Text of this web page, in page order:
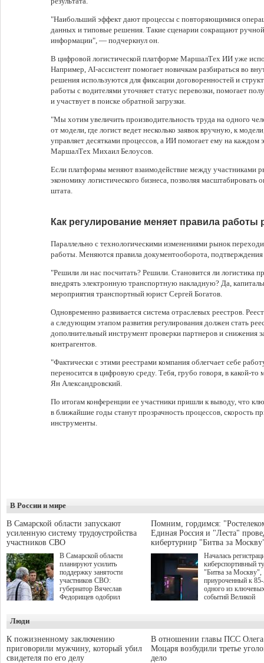
"Наибольший эффект дают процессы с повторяющимися
данных и типовые решения. Такие сценарии сокращают
информации", — подчеркнул он.
В цифровой логистической платформе МаршалТех ИИ уже
Например, AI-ассистент помогает новичкам разбираться во
решения используются для фиксации договоренностей и
работы с водителями уточняет статус перевозки, помогает
и участвует в поиске обратной загрузки.
"Мы хотим увеличить производительность труда на одного
от модели, где логист ведет несколько заявок вручную, к
управляет десятками процессов, а ИИ помогает ему на каждом
МаршалТех Михаил Белоусов.
Если платформы меняют взаимодействие между участниками
экономику логистического бизнеса, позволяя масштабировать
штата.
Как регулирование меняет правила работы
Параллельно с технологическими изменениями рынок
работы. Меняются правила документооборота,
"Решили ли нас посчитать? Решили. Становится ли логистика
внедрять электронную транспортную накладную? Да,
мероприятия транспортный юрист Сергей Богатов.
Одновременно развивается система отраслевых реестров.
а следующим этапом развития регулирования должен стать
дополнительный инструмент проверки партнеров и снижения
контрагентов.
"Фактически с этими реестрами компания облегчает себе
переносится в цифровую среду. Тебя, грубо говоря, в какой-
Ян Александровский.
По итогам конференции ее участники пришли к выводу, что
в ближайшие годы станут прозрачность процессов, скорость
инструменты.
В России и мире
В Самарской области запускают
усиленную систему трудоустройства
участников СВО
В Самарской области
планируют усилить
поддержку занятости
участников СВО:
губернатор Вячеслав
Федорищев одобрил
Живайкина, направленные
на трудоустройство и более
спокойную адаптацию к
мирной жизни.
Помним, гордимся:
Единая Россия и "Леста"
кибертурнир "Битва за
Началась
киберспортивный
"Битва за Москву",
приуроченный к
одного из
событий Великой
игре "Мир танков"
выступили
партия "Единая
игровая студия
Люди
К пожизненному заключению
приговорили мужчину, который убил
свидетеля по его делу
В отношении главы ПСС Олега
Моцаря возбудили третье
дело